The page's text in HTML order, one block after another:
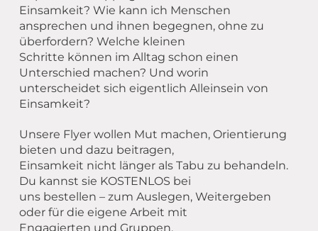
Einsamkeit? Wie kann ich Menschen
ansprechen und ihnen begegnen, ohne zu
überfordern? Welche kleinen
Schritte können im Alltag schon einen
Unterschied machen? Und worin
unterscheidet sich eigentlich Alleinsein von
Einsamkeit?
Unsere Flyer wollen Mut machen, Orientierung
bieten und dazu beitragen,
Einsamkeit nicht länger als Tabu zu behandeln.
Du kannst sie KOSTENLOS bei
uns bestellen – zum Auslegen, Weitergeben
oder für die eigene Arbeit mit
Engagierten und Gruppen.